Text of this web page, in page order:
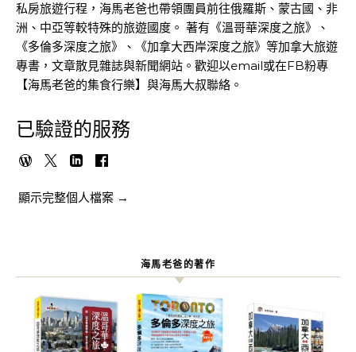
私房旅遊行程，海馬老爸也帶領團員前往俄羅斯、蒙古國、非
洲、中亞等較特殊的旅遊國度。 著有《溫哥華深度之旅》、
《多倫多深度之旅》、《加拿大西岸深度之旅》等加拿大旅遊
專書，文章散見雜誌與新聞網站。歡迎以email或在FB粉專
【海馬老爸的集食行樂】與海馬大叔聯絡。
已驗證的服務
顯示完整個人檔案 →
海馬老爸的著作